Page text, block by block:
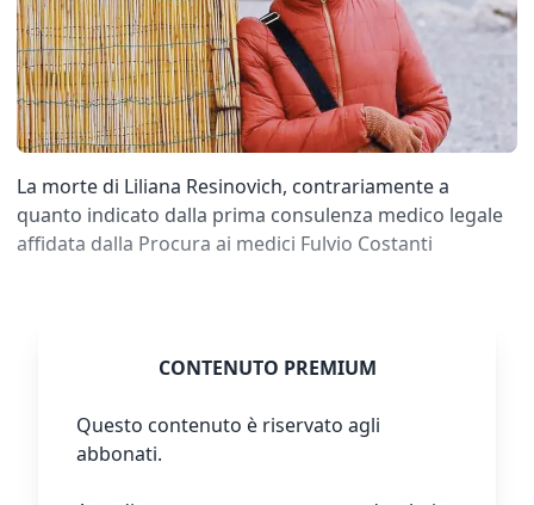
La morte di Liliana Resinovich, contrariamente a
quanto indicato dalla prima consulenza medico legale
affidata dalla Procura ai medici Fulvio Costanti
CONTENUTO PREMIUM
Questo contenuto è riservato agli
abbonati.